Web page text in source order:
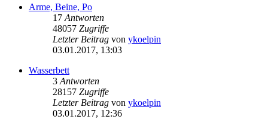
Arme, Beine, Po
17 Antworten
48057 Zugriffe
Letzter Beitrag von ykoelpin
03.01.2017, 13:03
Wasserbett
3 Antworten
28157 Zugriffe
Letzter Beitrag von ykoelpin
03.01.2017, 12:36